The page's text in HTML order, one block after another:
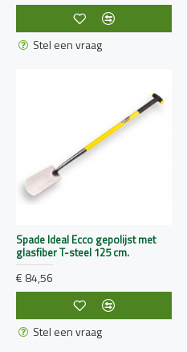
Stel een vraag
Spade Ideal Ecco gepolijst met
glasfiber T-steel 125 cm.
€ 84,56
Stel een vraag